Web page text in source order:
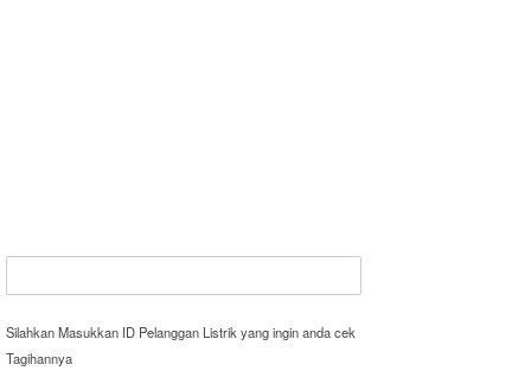
Silahkan Masukkan ID Pelanggan Listrik yang ingin anda cek
Tagihannya